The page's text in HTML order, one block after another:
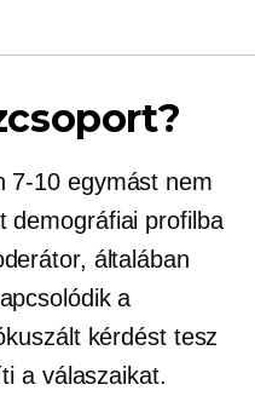
7-10 egymást nem
demográfiai profilba
általában
a
kérdést tesz
a válaszaikat.